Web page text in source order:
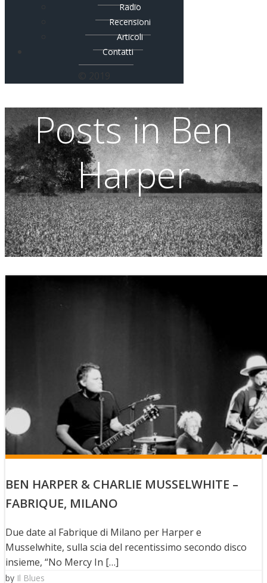
Radio
Recensioni
Articoli
Contatti
Posts in Ben
Harper
BEN HARPER & CHARLIE MUSSELWHITE –
FABRIQUE, MILANO
Due date al Fabrique di Milano per Harper e
Musselwhite, sulla scia del recentissimo secondo disco
insieme, “No Mercy In […]
by Il Blues